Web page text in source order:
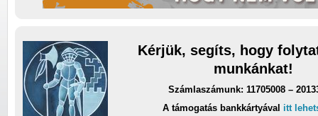
Kérjük, segíts, hogy
munkánkat!
Számlaszámunk: 11705008 –
A támogatás bankkártyával itt